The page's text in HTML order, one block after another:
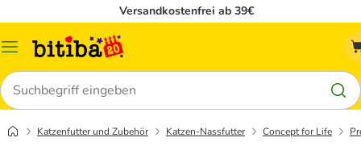
Versandkostenfrei ab 39€
Menü
Suchen
Katzenfutter und Zubehör Katzen-Nassfutter Concept for Life